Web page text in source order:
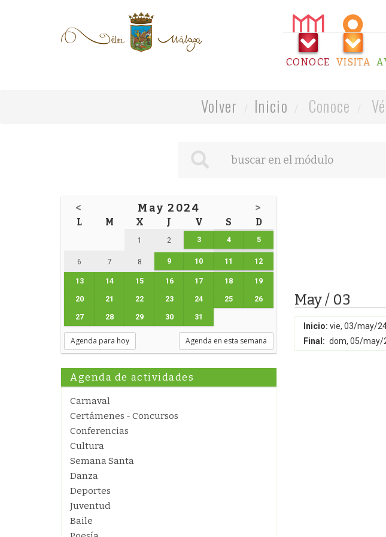
CONOCE VISITA
Volver Inicio Conoce
< May 2024 >
L M X J V S D
1 2 3 4 5
6 7 8 9 10 11 12
13 14 15 16 17 18 19
20 21 22 23 24 25 26
27 28 29 30 31
Agenda para hoy Agenda en esta semana
Agenda de actividades
Carnaval
Certámenes - Concursos
Conferencias
Cultura
Semana Santa
Danza
Deportes
Juventud
Baile
May / 03
Inicio: vie, 03/may/
Final: dom, 05/may/